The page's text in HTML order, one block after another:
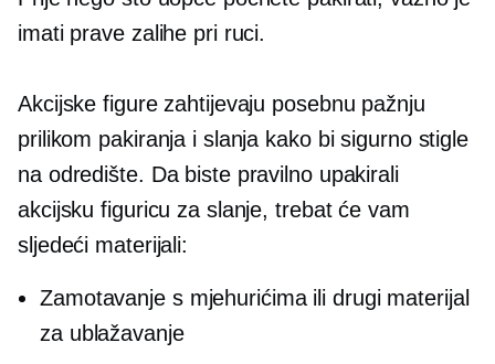
imati prave zalihe pri ruci.
Akcijske figure zahtijevaju posebnu pažnju
prilikom pakiranja i slanja kako bi sigurno stigle
na odredište. Da biste pravilno upakirali
akcijsku figuricu za slanje, trebat će vam
sljedeći materijali:
Zamotavanje s mjehurićima ili drugi materijal
za ublažavanje